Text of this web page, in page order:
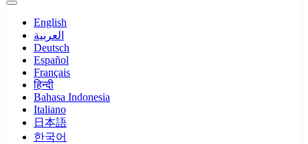
English
العربية
Deutsch
Español
Français
हिन्दी
Bahasa Indonesia
Italiano
日本語
한국어